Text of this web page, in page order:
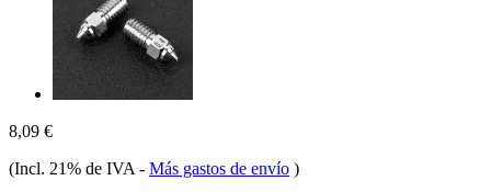
8,09 €
(Incl. 21% de IVA - Más gastos de envío )